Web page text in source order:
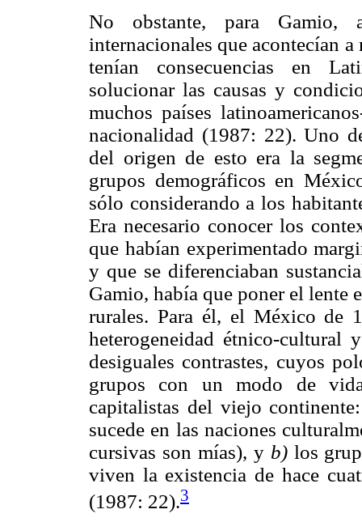
No obstante, para Gamio,
internacionales que acontecían
tenían consecuencias en
solucionar las causas y
muchos países
nacionalidad (1987: 22). Uno
del origen de esto era la
grupos demográficos en
sólo considerando a los
Era necesario conocer los
que habían experimentado
y que se diferenciaban
Gamio, había que poner el lente
rurales. Para él, el México de
heterogeneidad étnico-cultural
desiguales contrastes, cuyos
grupos con un modo de
capitalistas del viejo
sucede en las naciones
cursivas son mías), y b)los
viven la existencia de hace
(1987: 22).3